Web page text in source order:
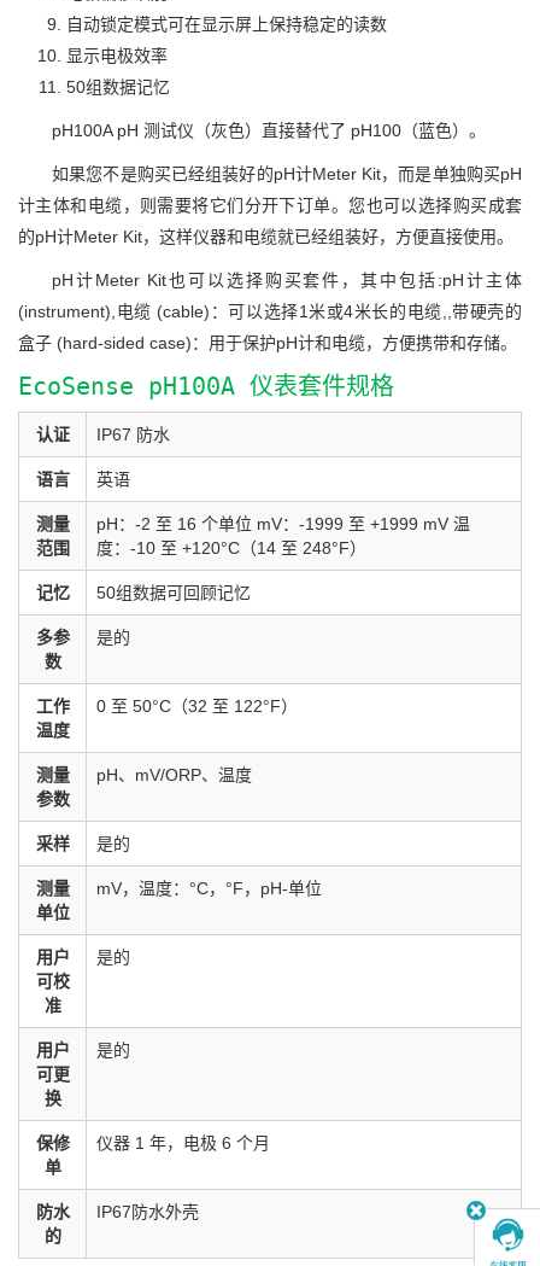
自动锁定模式可在显示屏上保持稳定的读数
显示电极效率
50组数据记忆
pH100A pH 测试仪（灰色）直接替代了 pH100（蓝色）。
如果您不是购买已经组装好的pH计Meter Kit，而是单独购买pH
计主体和电缆，则需要将它们分开下订单。您也可以选择购买成套
的pH计Meter Kit，这样仪器和电缆就已经组装好，方便直接使用。
pH计Meter Kit也可以选择购买套件，其中包括:pH计主体
(instrument),电缆 (cable)：可以选择1米或4米长的电缆,,带硬壳的
盒子 (hard-sided case)：用于保护pH计和电缆，方便携带和存储。
EcoSense pH100A 仪表套件规格
认证 IP67 防水
语言 英语
测量
范围
pH：-2 至 16 个单位 mV：-1999 至 +1999 mV 温
度：-10 至 +120°C（14 至 248°F）
记忆 50组数据可回顾记忆
多参
数
是的
工作
温度
0 至 50°C（32 至 122°F）
测量
参数
pH、mV/ORP、温度
采样 是的
测量
单位
mV，温度：°C，°F，pH-单位
用户
可校
准
是的
用户
可更
换
是的
保修
单
仪器 1 年，电极 6 个月
防水
的
IP67防水外壳